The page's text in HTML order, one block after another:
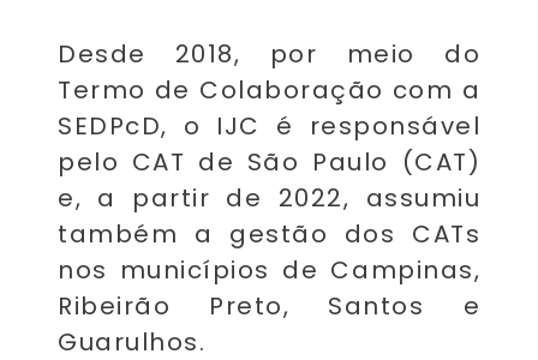
Desde 2018, por meio do
Termo de Colaboração com a
SEDPcD, o IJC é responsável
pelo CAT de São Paulo (CAT)
e, a partir de 2022, assumiu
também a gestão dos CATs
nos municípios de Campinas,
Ribeirão Preto, Santos e
Guarulhos.